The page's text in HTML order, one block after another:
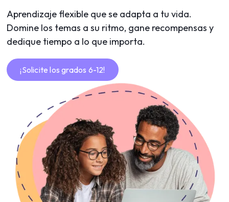
Aprendizaje flexible que se adapta a tu vida.
Domine los temas a su ritmo, gane recompensas y
dedique tiempo a lo que importa.
¡Solicite los grados 6-12!